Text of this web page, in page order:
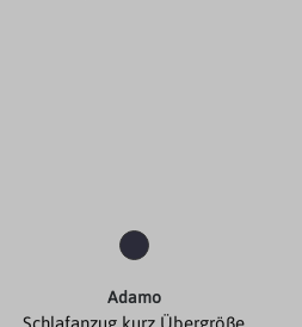
Adamo